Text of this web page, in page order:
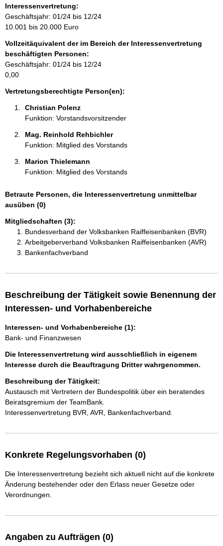
o
r
m
t
i
o
n
e
Interessenvertretung:
Geschäftsjahr: 01/24 bis 12/24
10.001 bis 20.000 Euro
Vollzeitäquivalent der im Bereich der Interessenvertretung
beschäftigten Personen:
Geschäftsjahr: 01/24 bis 12/24
0,00
Vertretungsberechtigte Person(en):
Christian Polenz
Funktion: Vorstandsvorsitzender
Mag. Reinhold Rehbichler
Funktion: Mitglied des Vorstands
Marion Thielemann
Funktion: Mitglied des Vorstands
Betraute Personen, die Interessenvertretung unmittelbar
ausüben (0)
Mitgliedschaften (3):
Bundesverband der Volksbanken Raiffeisenbanken (BVR)
Arbeitgeberverband Volksbanken Raiffeisenbanken (AVR)
Bankenfachverband
Beschreibung der Tätigkeit sowie Benennung der
Interessen- und Vorhabenbereiche
Interessen- und Vorhabenbereiche (1):
Bank- und Finanzwesen
Die Interessenvertretung wird ausschließlich in eigenem
Interesse durch die Beauftragung Dritter wahrgenommen.
Beschreibung der Tätigkeit:
Austausch mit Vertretern der Bundespolitik über ein beratendes
Beiratsgremium der TeamBank.
Interessenvertretung BVR, AVR, Bankenfachverband.
Konkrete Regelungsvorhaben (0)
Die Interessenvertretung bezieht sich aktuell nicht auf die konkrete
Änderung bestehender oder den Erlass neuer Gesetze oder
Verordnungen.
Angaben zu Aufträgen (0)